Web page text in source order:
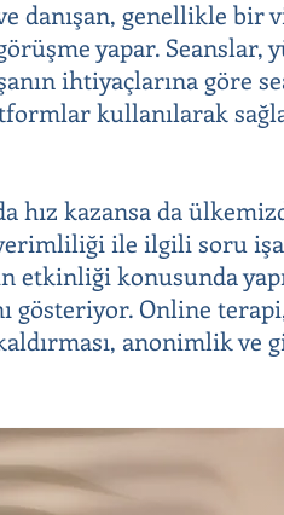
danışan, genellikle
yapar. Seanslar,
ihtiyaçlarına göre
kullanılarak
hız kazansa da
ile ilgili soru
etkinliği konusunda
gösteriyor. Online
anonimlik ve